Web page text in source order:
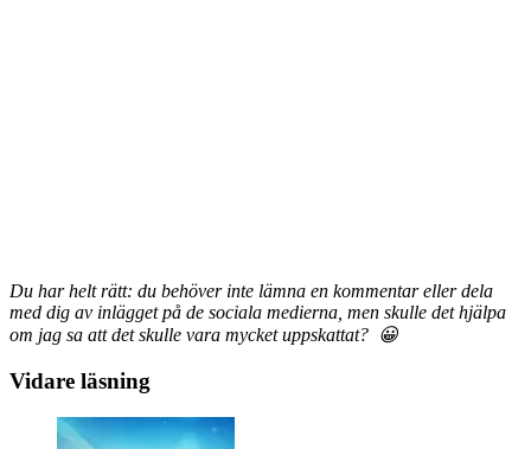
Du har helt rätt: du behöver inte lämna en kommentar eller dela
med dig av inlägget på de sociala medierna, men skulle det hjälpa
om jag sa att det skulle vara mycket uppskattat? 😀
Vidare läsning